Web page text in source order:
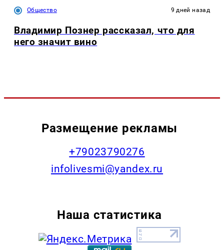
Общество 9 дней назад
Владимир Познер рассказал, что для
него значит вино
Размещение рекламы
+79023790276
infolivesmi@yandex.ru
Наша статистика